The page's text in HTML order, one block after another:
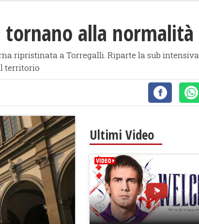
tornano alla normalità
ripristinata a Torregalli. Riparte la sub intensiva
territorio
Ultimi Video